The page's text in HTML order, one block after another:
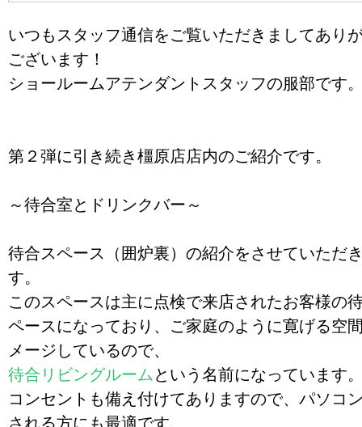
いつもスタッフ通信をご覧いただきましてあり
ございます！
ショールームアテンダントスタッフの服部です
第２弾に引き続き橿原店店内のご紹介です。
～待合室とドリンクバー～
待合スペース（囲炉裏）の紹介をさせていただ
す。
このスペースは主に点検で来店されたお客様の
ペースになっており、ご家庭のように寛げる空
メージしているので、
待合リビングルーム という名前になっています
コンセントも備え付けてありますので、パソコ
される方にも最適です。